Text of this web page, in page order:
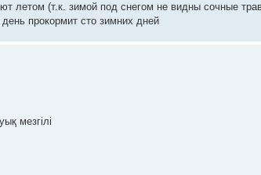
летом (т.к. зимой под снегом не видны сочные
прокормит сто зимних дней
мезгілі